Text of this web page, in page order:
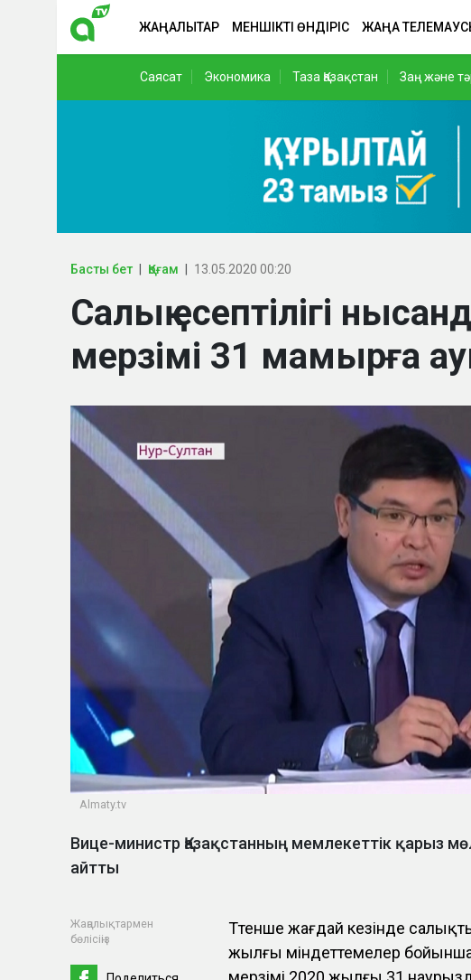
ЖАҢАЛЫҚТАР МЕНШІКТІ ӨНДІРІС ЖАҢА
Саясат Экономика Таза Қазақстан Заң және
Басты бет Қоғам 13.05.2020 00:20
Салық есептілігі
мерзімі 31 мамырға
Almaty.tv
Вице-министр Қазақстанның мемлекеттік қарыз
айтты
Жаңалықтармен
бөлісіңіз
Төтенше жағдай кезінде
жылғы міндеттемелер бойынша